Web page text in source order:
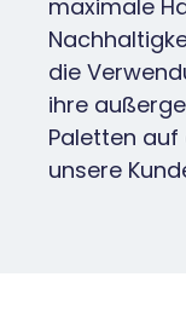
maximale
die
ihre
Paletten
unsere